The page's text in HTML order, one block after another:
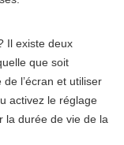
Il existe deux
que soit
de l’écran et utiliser
activez le réglage
la durée de vie de la